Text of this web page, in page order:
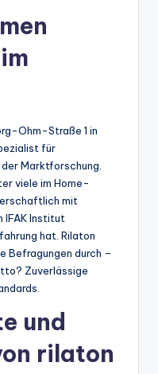
Ohm-Straße 1 in
für
Marktforschung.
viele im Home-
mit
IFAK Institut
hat. Rilaton
Befragungen durch –
Zuverlässige
und
rilaton